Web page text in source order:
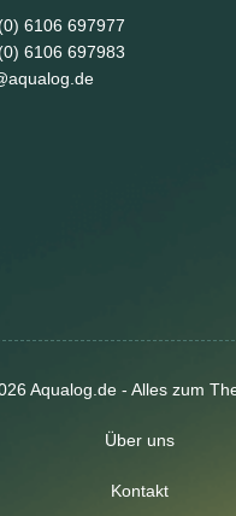
6106 697977
6106 697983
Aqualog.de - Alles zum
Über uns
Kontakt